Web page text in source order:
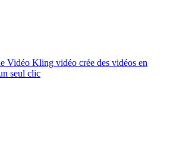
Vidéo Kling vidéo crée des vidéos en
seul clic